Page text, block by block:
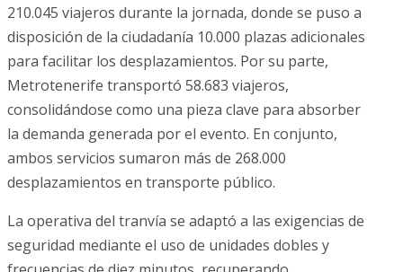
210.045 viajeros durante la jornada, donde se puso a
disposición de la ciudadanía 10.000 plazas adicionales
para facilitar los desplazamientos. Por su parte,
Metrotenerife transportó 58.683 viajeros,
consolidándose como una pieza clave para absorber
la demanda generada por el evento. En conjunto,
ambos servicios sumaron más de 268.000
desplazamientos en transporte público.
La operativa del tranvía se adaptó a las exigencias de
seguridad mediante el uso de unidades dobles y